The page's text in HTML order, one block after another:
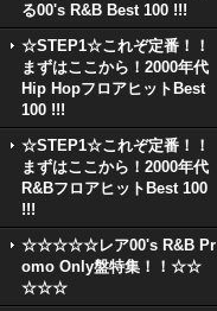
る00's R&B Best 100 !!!
☆STEP1☆これぞ定番！！
まずはここから！2000年代
Hip HopフロアヒットBest
100 !!!
☆STEP1☆これぞ定番！！
まずはここから！2000年代
R&BフロアヒットBest 100
!!!
☆☆☆☆☆レア00's R&B Pr
omo Only盤特集！！☆☆
☆☆☆